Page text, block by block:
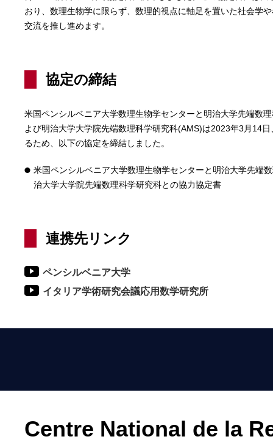
おり、数理生物学に限らず、数理的視点に軸足を置いた社会学
交流を推し進めます。
協定の締結
米国ペンシルベニア大学数理生物学センターと明治大学先端数
よび明治大学大学院先端数理科学研究科(AMS)は2023年3月14
るため、以下の協定を締結しました。
米国ペンシルベニア大学数理生物学センターと明治大学先端
治大学大学院先端数理科学研究科との協力協定書
連携先リンク
ペンシルベニア大学
イタリア学術研究会議応用数学研究所
Centre National de la